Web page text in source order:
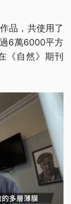
品，共使用了
6萬6000平方
《自然》期刊